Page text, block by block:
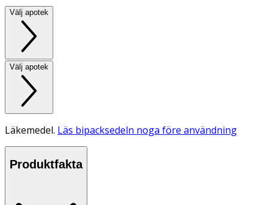
Välj apotek
Välj apotek
Läkemedel. Läs bipacksedeln noga före användning
Produktfakta